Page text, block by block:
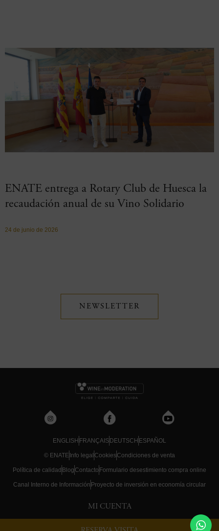
ENATE entrega a Rotary Club de Huesca la
recaudación anual de su Vino Solidario
24 de junio de 2026
NEWSLETTER
ENGLISH FRANÇAISDEUTSCH ESPAÑOL
© ENATEInfo legalCookiesCondiciones de venta
Política de calidad BlogContacto Formulario desestimiento compra online
Canal Interno de Información Proyecto de inversión en economía circular
MI CUENTA